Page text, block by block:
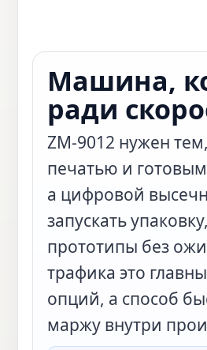
Машина,
ради
ZM-9012 нужен
печатью и
а цифровой
запускать
прототипы без
трафика это
опций, а способ
маржу внутри